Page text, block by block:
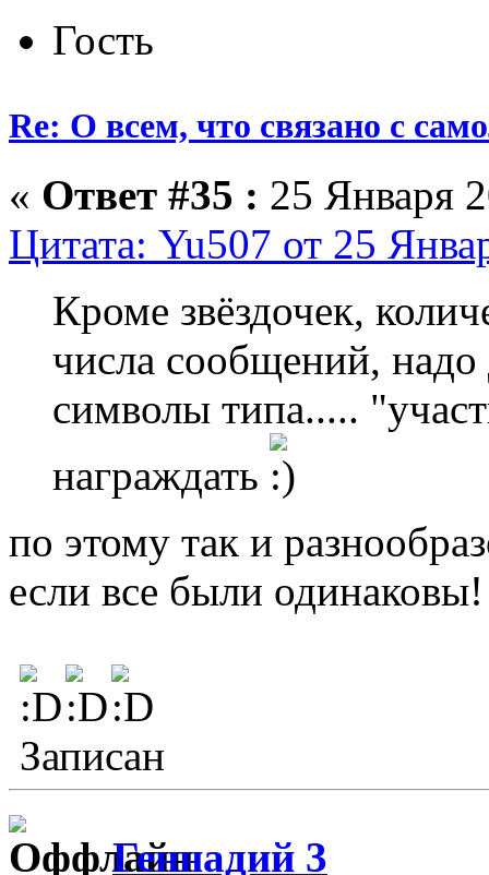
Гость
Re: О всем, что связано с
« Ответ #35 : 25 Января
Цитата: Yu507 от 25
Кроме звёздочек,
числа сообщений, надо
символы типа.....
награждать
по этому так и
если все были одинаковы!
Записан
Геннадий 3